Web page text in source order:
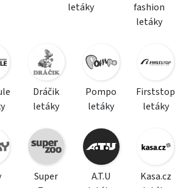
letáky
fashion
letáky
Dráčik
letáky
Pompo
letáky
Firststop
letáky
Super
A.T.U
Kasa.cz